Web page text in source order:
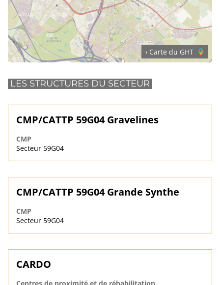
› Carte du GHT
LES STRUCTURES DU SECTEUR
CMP/CATTP 59G04 Gravelines
CMP
Secteur 59G04
CMP/CATTP 59G04 Grande Synthe
CMP
Secteur 59G04
CARDO